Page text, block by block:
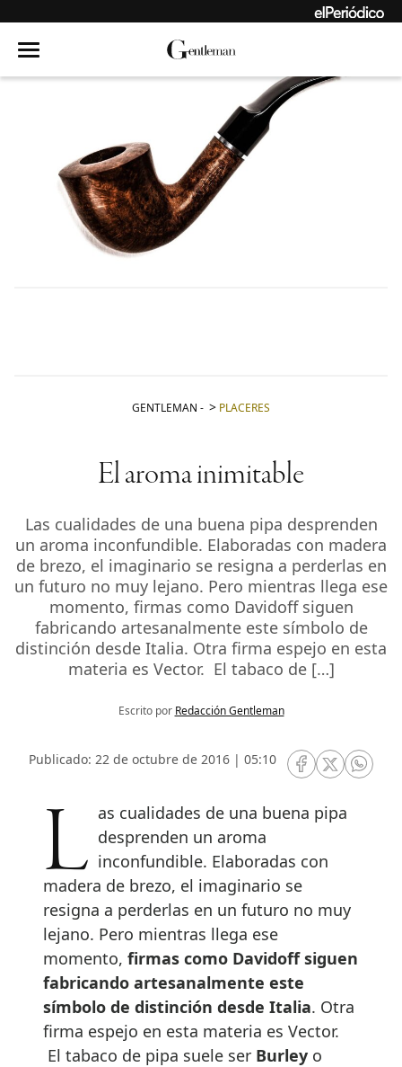
GENTLEMAN - PLACERES
El aroma inimitable
Las cualidades de una buena pipa desprenden
un aroma inconfundible. Elaboradas con madera
de brezo, el imaginario se resigna a perderlas en
un futuro no muy lejano. Pero mientras llega ese
momento, firmas como Davidoff siguen
fabricando artesanalmente este símbolo de
distinción desde Italia. Otra firma espejo en esta
materia es Vector. El tabaco de […]
Escrito por Redacción Gentleman
Publicado: 22 de octubre de 2016 | 05:10
RRSS Facebook
RRSSRRSS
Las cualidades de una buena pipa desprenden un aroma
inconfundible. Elaboradas con
madera de brezo, el imaginario se
resigna a perderlas en un futuro no muy
lejano. Pero mientras llega ese
momento, firmas como Davidoff siguen
fabricando artesanalmente este
símbolo de distinción desde Italia. Otra
firma espejo en esta materia es Vector.
El tabaco de pipa suele ser Burley o